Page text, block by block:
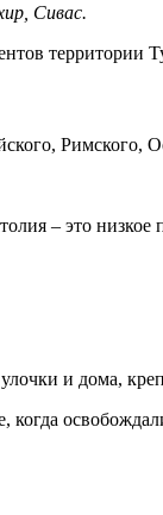
Сивас.
территории
Римского,
– это низкое
и дома,